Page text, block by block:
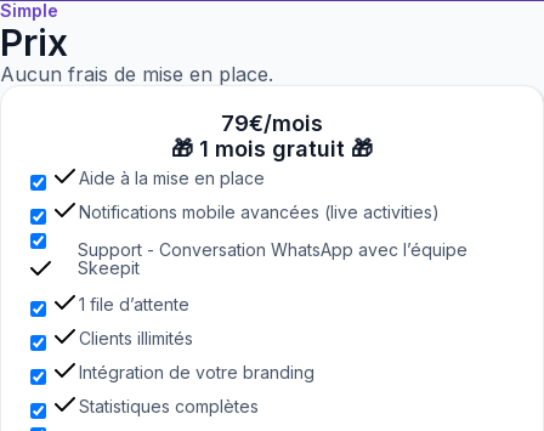
Simple
Prix
Aucun frais de mise en place.
79€/mois
🎁 1 mois gratuit 🎁
Aide à la mise en place
Notifications mobile avancées (live activities)
Support - Conversation WhatsApp avec l’équipe
Skeepit
1 file d’attente
Clients illimités
Intégration de votre branding
Statistiques complètes